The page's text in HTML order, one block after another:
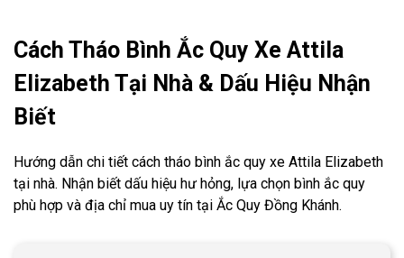
Cách Tháo Bình Ắc Quy Xe Attila
Elizabeth Tại Nhà & Dấu Hiệu Nhận
Biết
Hướng dẫn chi tiết cách tháo bình ắc quy xe Attila Elizabeth
tại nhà. Nhận biết dấu hiệu hư hỏng, lựa chọn bình ắc quy
phù hợp và địa chỉ mua uy tín tại Ắc Quy Đồng Khánh.